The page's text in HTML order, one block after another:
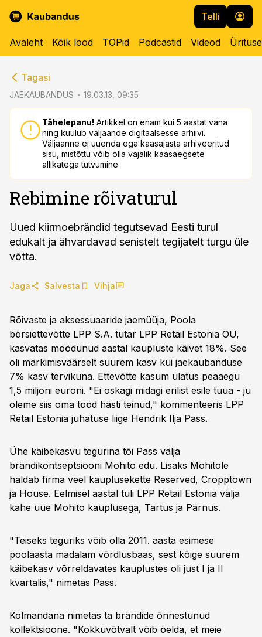
Telli
Avaleht Kõik lood TOPid Podcastid Videod
Tagasi
JAEKAUBANDUS 19.03.13, 09:35
Tähelepanu! Artikkel on enam kui 5 aastat vana
ning kuulub väljaande digitaalsesse arhiivi.
Väljaanne ei uuenda ega kaasajasta arhiveeritud
sisu, mistõttu võib olla vajalik kaasaegsete
allikatega tutvumine
Rebimine rõivaturul
Uued kiirmoebrändid tegutsevad Eesti turul
edukalt ja ähvardavad senistelt tegijatelt turgu üle
võtta.
Jaga Salvesta Vihja
Rõivaste ja aksessuaaride jaemüüja, Poola
börsiettevõtte LPP S.A. tütar LPP Retail Estonia OÜ,
kasvatas möödunud aastal kaupluste käivet 18%. See
oli märkimisväärselt suurem kasv kui jaekaubanduse
7% kasv tervikuna. Ettevõtte kasum ulatus peaaegu
1,5 miljoni euroni. "Ei oskagi midagi erilist esile tuua - ju
oleme siis oma tööd hästi teinud," kommenteeris LPP
Retail Estonia juhatuse liige Hendrik Ilja Pass.
Ühe käibekasvu tegurina tõi Pass välja
brändikontseptsiooni Mohito edu. Lisaks Mohitole
haldab firma veel kauplusekette Reserved, Cropptown
ja House. Eelmisel aastal tuli LPP Retail Estonia välja
kahe uue Mohito kauplusega, Tartus ja Pärnus.
"Teiseks teguriks võib olla 2011. aasta esimese
poolaasta madalam võrdlusbaas, sest kõige suurem
käibekasv võrreldavates kauplustes oli just I ja II
kvartalis," nimetas Pass.
Kolmandana nimetas ta brändide õnnestunud
kollektsioone. "Kokkuvõtvalt võib öelda, et meie